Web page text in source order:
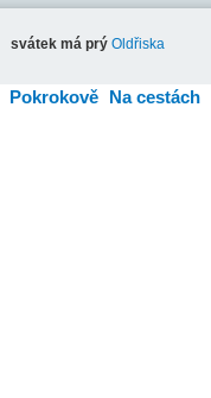
svátek má prý Oldřiska
Pokrokově Na cestách